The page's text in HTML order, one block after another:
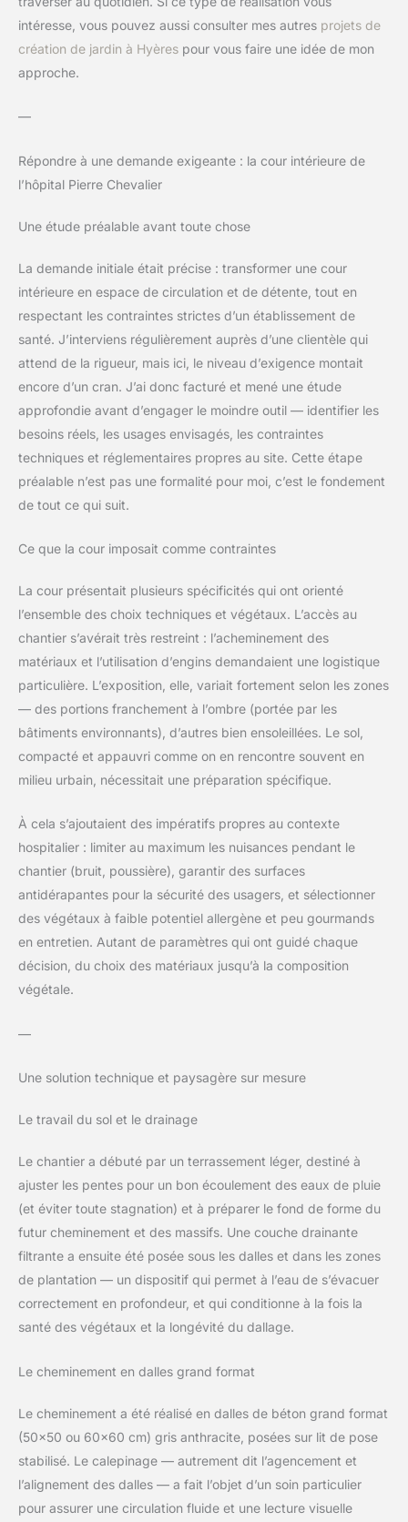
intéresse, vous pouvez aussi consulter mes autres projets de
création de jardin à Hyères pour vous faire une idée de mon
approche.
—
Répondre à une demande exigeante : la cour intérieure de
l’hôpital Pierre Chevalier
Une étude préalable avant toute chose
La demande initiale était précise : transformer une cour
intérieure en espace de circulation et de détente, tout en
respectant les contraintes strictes d’un établissement de
santé. J’interviens régulièrement auprès d’une clientèle qui
attend de la rigueur, mais ici, le niveau d’exigence montait
encore d’un cran. J’ai donc facturé et mené une étude
approfondie avant d’engager le moindre outil — identifier les
besoins réels, les usages envisagés, les contraintes
techniques et réglementaires propres au site. Cette étape
préalable n’est pas une formalité pour moi, c’est le fondement
de tout ce qui suit.
Ce que la cour imposait comme contraintes
La cour présentait plusieurs spécificités qui ont orienté
l’ensemble des choix techniques et végétaux. L’accès au
chantier s’avérait très restreint : l’acheminement des
matériaux et l’utilisation d’engins demandaient une logistique
particulière. L’exposition, elle, variait fortement selon les zones
— des portions franchement à l’ombre (portée par les
bâtiments environnants), d’autres bien ensoleillées. Le sol,
compacté et appauvri comme on en rencontre souvent en
milieu urbain, nécessitait une préparation spécifique.
À cela s’ajoutaient des impératifs propres au contexte
hospitalier : limiter au maximum les nuisances pendant le
chantier (bruit, poussière), garantir des surfaces
antidérapantes pour la sécurité des usagers, et sélectionner
des végétaux à faible potentiel allergène et peu gourmands
en entretien. Autant de paramètres qui ont guidé chaque
décision, du choix des matériaux jusqu’à la composition
végétale.
—
Une solution technique et paysagère sur mesure
Le travail du sol et le drainage
Le chantier a débuté par un terrassement léger, destiné à
ajuster les pentes pour un bon écoulement des eaux de pluie
(et éviter toute stagnation) et à préparer le fond de forme du
futur cheminement et des massifs. Une couche drainante
filtrante a ensuite été posée sous les dalles et dans les zones
de plantation — un dispositif qui permet à l’eau de s’évacuer
correctement en profondeur, et qui conditionne à la fois la
santé des végétaux et la longévité du dallage.
Le cheminement en dalles grand format
Le cheminement a été réalisé en dalles de béton grand format
(50×50 ou 60×60 cm) gris anthracite, posées sur lit de pose
stabilisé. Le calepinage — autrement dit l’agencement et
l’alignement des dalles — a fait l’objet d’un soin particulier
pour assurer une circulation fluide et une lecture visuelle